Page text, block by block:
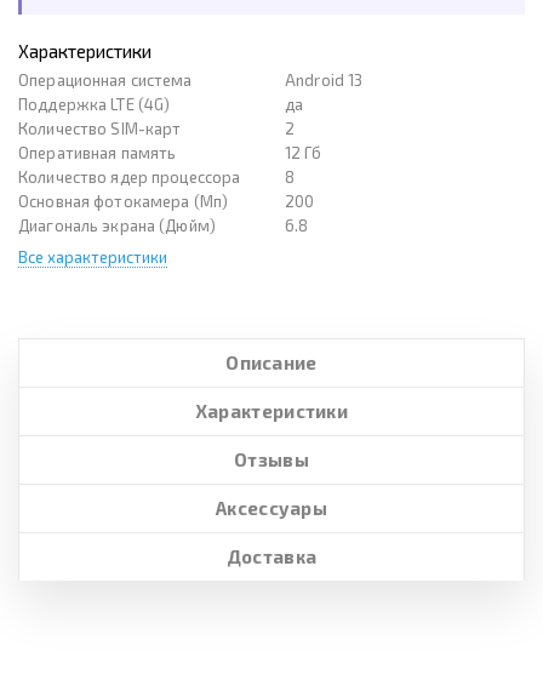
Характеристики
Операционная система
Android 13
Поддержка LTE (4G)
да
Количество SIM-карт
2
Оперативная память
12 Гб
Количество ядер процессора
8
Основная фотокамера (Мп)
200
Диагональ экрана (Дюйм)
6.8
Все характеристики
Описание
Характеристики
Отзывы
Аксессуары
Доставка